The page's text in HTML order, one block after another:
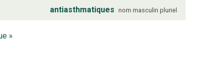
antiasthmatiques nom masculin pluriel
»